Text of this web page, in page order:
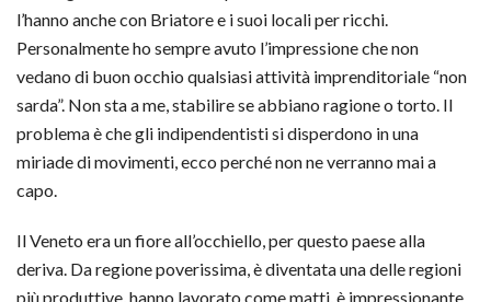
l’hanno anche con Briatore e i suoi locali per ricchi.
Personalmente ho sempre avuto l’impressione che non
vedano di buon occhio qualsiasi attività imprenditoriale “non
sarda”. Non sta a me, stabilire se abbiano ragione o torto. Il
problema è che gli indipendentisti si disperdono in una
miriade di movimenti, ecco perché non ne verranno mai a
capo.
Il Veneto era un fiore all’occhiello, per questo paese alla
deriva. Da regione poverissima, è diventata una delle regioni
più produttive, hanno lavorato come matti, è impressionante